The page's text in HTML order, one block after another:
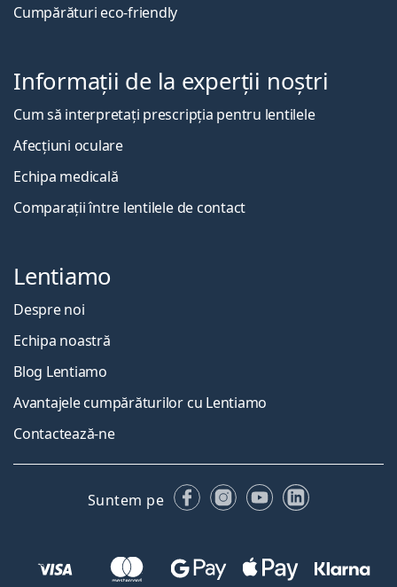
Cumpărături eco-friendly
Informații de la experții noștri
Cum să interpretați prescripția pentru lentilele
Afecțiuni oculare
Echipa medicală
Comparații între lentilele de contact
Lentiamo
Despre noi
Echipa noastră
Blog Lentiamo
Avantajele cumpărăturilor cu Lentiamo
Contactează-ne
Suntem pe FacebookInstagram
YouTubeLinkedIn